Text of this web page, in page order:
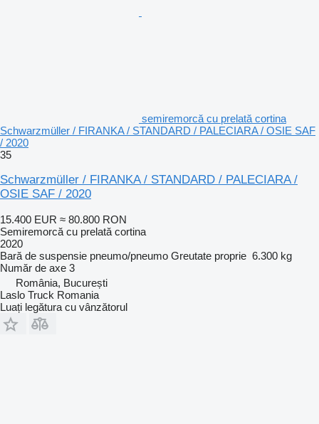
semiremorcă cu prelată cortina
Schwarzmüller / FIRANKA / STANDARD / PALECIARA / OSIE SAF
/ 2020
35
Schwarzmüller / FIRANKA / STANDARD / PALECIARA /
OSIE SAF / 2020
15.400 EUR ≈ 80.800 RON
Semiremorcă cu prelată cortina
2020
Bară de suspensie pneumo/pneumo Greutate proprie 6.300 kg
Număr de axe 3
România, București
Laslo Truck Romania
Luați legătura cu vânzătorul